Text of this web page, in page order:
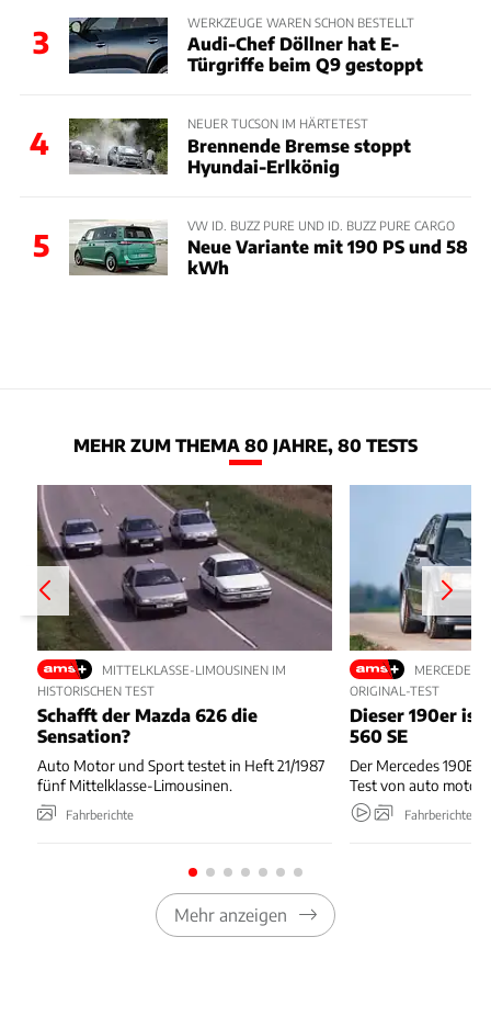
3
WERKZEUGE WAREN SCHON BESTELLT
Audi-Chef Döllner hat E-
Türgriffe beim Q9 gestoppt
4
NEUER TUCSON IM HÄRTETEST
Brennende Bremse stoppt
Hyundai-Erlkönig
5
VW ID. BUZZ PURE UND ID. BUZZ PURE CARGO
Neue Variante mit 190 PS und 58
kWh
MEHR ZUM THEMA 80 JAHRE, 80 TESTS
MITTELKLASSE-LIMOUSINEN IM
HISTORISCHEN TEST
Schafft der Mazda 626 die
Sensation?
Auto Motor und Sport testet in Heft 21/1987
fünf Mittelklasse-Limousinen.
Fahrberichte
MERCEDES-
ORIGINAL-TEST
Dieser 190er
560 SE
Der Mercedes 190E
Test von auto motor
Fahrberichte
Mehr anzeigen